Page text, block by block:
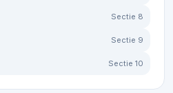
Sectie 8
Sectie 9
Sectie 10